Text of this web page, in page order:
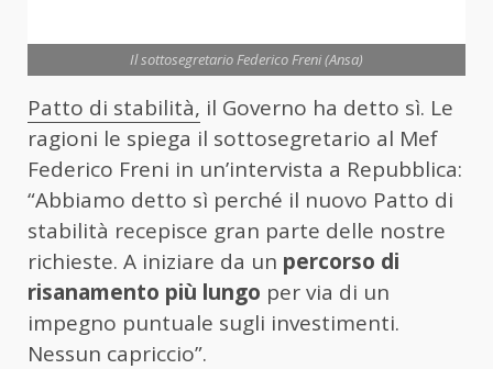
Il sottosegretario Federico Freni (Ansa)
Patto di stabilità, il Governo ha detto sì. Le
ragioni le spiega il sottosegretario al Mef
Federico Freni in un’intervista a Repubblica:
“Abbiamo detto sì perché il nuovo Patto di
stabilità recepisce gran parte delle nostre
richieste. A iniziare da un percorso di
risanamento più lungo per via di un
impegno puntuale sugli investimenti.
Nessun capriccio”.